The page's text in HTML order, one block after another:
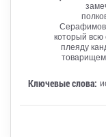
который всю
плеяду
Ключевые слова: